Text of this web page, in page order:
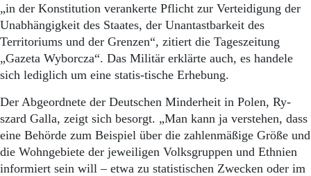
„in der Konstitution verankerte Pflicht zur Verteidigung der
Unabhängigkeit des Staates, der Unantastbarkeit des
Territoriums und der Grenzen“, zitiert die Tageszeitung
„Gazeta Wyborcza“. Das Militär erklärte auch, es handele
sich lediglich um eine statis-tische Erhebung.
Der Abgeordnete der Deutschen Minderheit in Polen, Ry-
szard Galla, zeigt sich besorgt. „Man kann ja verstehen, dass
eine Behörde zum Beispiel über die zahlenmäßige Größe und
die Wohngebiete der jeweiligen Volksgruppen und Ethnien
informiert sein will – etwa zu statistischen Zwecken oder im